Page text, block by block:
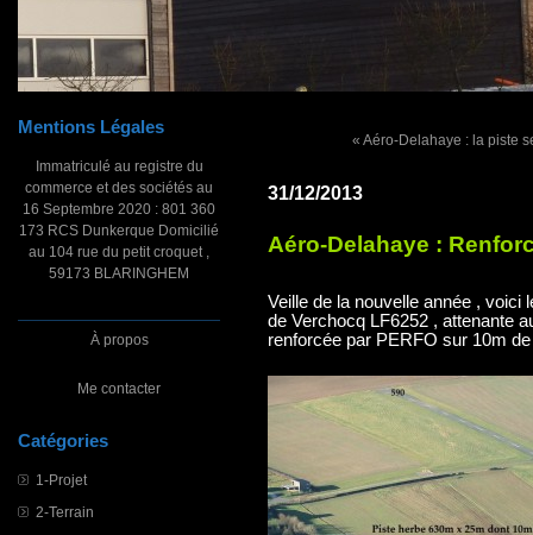
Mentions Légales
Immatriculé au registre du
commerce et des sociétés au
16 Septembre 2020 : 801 360
173 RCS Dunkerque Domicilié
au 104 rue du petit croquet ,
59173 BLARINGHEM
À propos
Me contacter
Catégories
1-Projet
2-Terrain
« Aéro-Delahaye : la piste
31/12/2013
Aéro-Delahaye :
Veille de la nouvelle année , voici
de Verchocq LF6252 , attenante
renforcée par PERFO sur 10m